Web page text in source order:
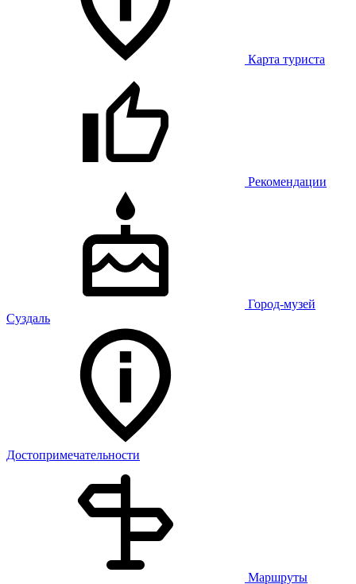
Карта туриста
Рекомендации
Город-музей
Суздаль
Достопримечательности
Маршруты